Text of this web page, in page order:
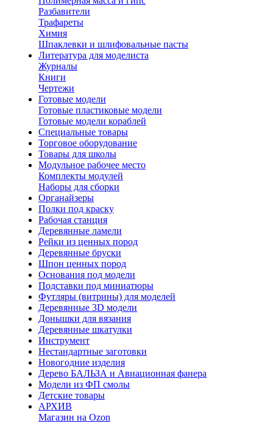
Разбавители
Трафареты
Химия
Шпаклевки и шлифовальные пасты
Литература для моделиста
Журналы
Книги
Чертежи
Готовые модели
Готовые пластиковые модели
Готовые модели кораблей
Специальные товары
Торговое оборудование
Товары для школы
Модульное рабочее место
Комплекты модулей
Наборы для сборки
Органайзеры
Полки под краску
Рабочая станция
Деревянные ламели
Рейки из ценных пород
Деревянные бруски
Шпон ценных пород
Основания под модели
Подставки под миниатюры
Футляры (витрины) для моделей
Деревянные 3D модели
Донышки для вязания
Деревянные шкатулки
Инструмент
Нестандартные заготовки
Новогодние изделия
Дерево БАЛЬЗА и Авиационная фанера
Модели из ФП смолы
Детские товары
АРХИВ
Магазин на Ozon